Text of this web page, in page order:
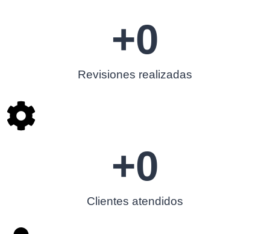
Revisiones realizadas
+0
Clientes atendidos
+0